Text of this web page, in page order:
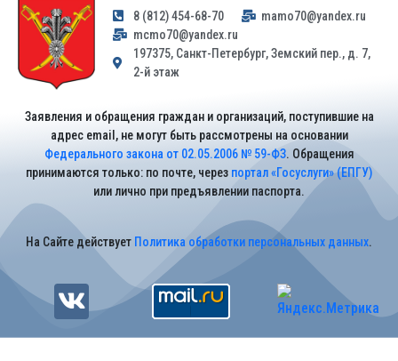
8 (812) 454-68-70
mamo70@yandex.ru
mcmo70@yandex.ru
197375, Санкт-Петербург, Земский пер., д. 7,
2-й этаж
Заявления и обращения граждан и организаций, поступившие на
адрес email, не могут быть рассмотрены на основании
Федерального закона от 02.05.2006 № 59-ФЗ. Обращения
принимаются только: по почте, через портал «Госуслуги» (ЕПГУ)
или лично при предъявлении паспорта.
На Сайте действует Политика обработки персональных данных.